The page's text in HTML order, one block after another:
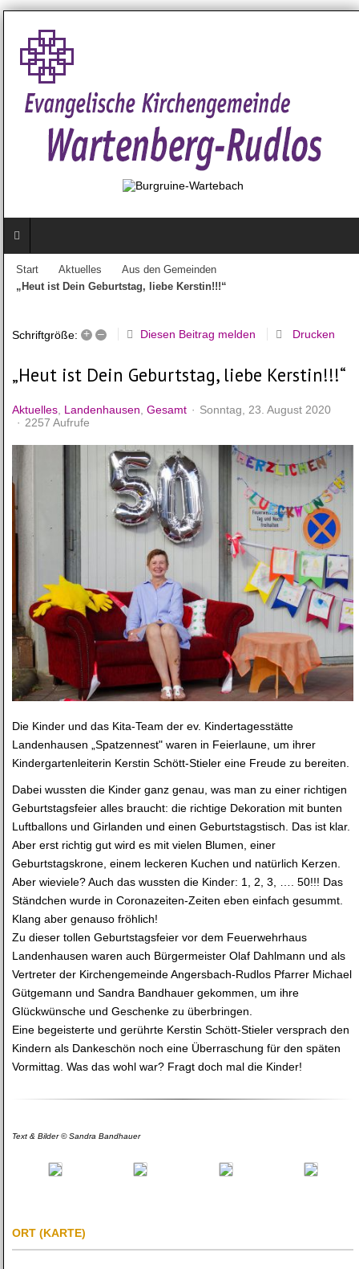
Start Aktuelles
Aus den Gemeinden
„Heut ist Dein Geburtstag, liebe Kerstin!!!“
Schriftgröße: + – Diesen Beitrag melden Drucken
„Heut ist Dein Geburtstag, liebe Kerstin!!!“
Aktuelles Landenhausen Gesamt
Sonntag, 23. August 2020
2257 Aufrufe
Die Kinder und das Kita-Team der ev. Kindertagesstätte
Landenhausen „Spatzennest" waren in Feierlaune, um ihrer
Kindergartenleiterin Kerstin Schött-Stieler eine Freude zu bereiten.
Dabei wussten die Kinder ganz genau, was man zu einer richtigen
Geburtstagsfeier alles braucht: die richtige Dekoration mit bunten
Luftballons und Girlanden und einen Geburtstagstisch. Das ist klar.
Aber erst richtig gut wird es mit vielen Blumen, einer
Geburtstagskrone, einem leckeren Kuchen und natürlich Kerzen.
Aber wieviele? Auch das wussten die Kinder: 1, 2, 3, …. 50!!! Das
Ständchen wurde in Coronazeiten-Zeiten eben einfach gesummt.
Klang aber genauso fröhlich!
Zu dieser tollen Geburtstagsfeier vor dem Feuerwehrhaus
Landenhausen waren auch Bürgermeister Olaf Dahlmann und als
Vertreter der Kirchengemeinde Angersbach-Rudlos Pfarrer Michael
Gütgemann und Sandra Bandhauer gekommen, um ihre
Glückwünsche und Geschenke zu überbringen.
Eine begeisterte und gerührte Kerstin Schött-Stieler versprach den
Kindern als Dankeschön noch eine Überraschung für den späten
Vormittag. Was das wohl war? Fragt doch mal die Kinder!
Text & Bilder © Sandra Bandhauer
ORT (KARTE)